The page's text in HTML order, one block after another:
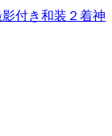
影付き和装２着神